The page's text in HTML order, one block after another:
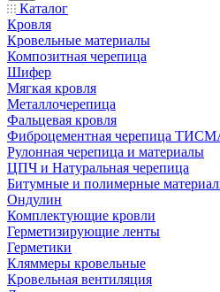
Каталог
Кровля
Кровельные материалы
Композитная черепица
Шифер
Мягкая кровля
Металлочерепица
Фальцевая кровля
Фиброцементная черепица
Рулонная черепица и материалы
ЦПЧ и Натуральная черепица
Битумные и полимерные
Ондулин
Комплектующие кровли
Герметизирующие ленты
Герметики
Кляммеры кровельные
Кровельная вентиляция